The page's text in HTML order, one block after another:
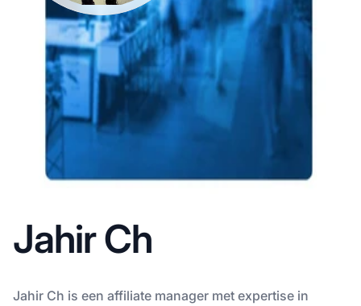
Jahir Ch
Jahir Ch is een affiliate manager met expertise in